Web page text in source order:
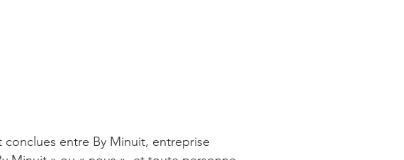
conclues entre By Minuit, entreprise